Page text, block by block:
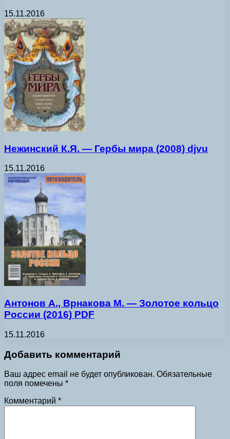
15.11.2016
Нежинский К.Я. — Гербы мира (2008) djvu
15.11.2016
Антонов А., Врнакова М. — Золотое кольцо
России (2016) PDF
15.11.2016
Добавить комментарий
Ваш адрес email не будет опубликован. Обязательные
поля помечены *
Комментарий *